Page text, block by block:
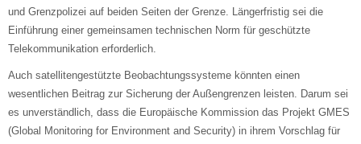
und Grenzpolizei auf beiden Seiten der Grenze. Längerfristig sei die
Einführung einer gemeinsamen technischen Norm für geschützte
Telekommunikation erforderlich.
Auch satellitengestützte Beobachtungssysteme könnten einen
wesentlichen Beitrag zur Sicherung der Außengrenzen leisten. Darum sei
es unverständlich, dass die Europäische Kommission das Projekt GMES
(Global Monitoring for Environment and Security) in ihrem Vorschlag für